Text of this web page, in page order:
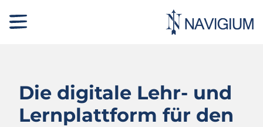
Die digitale Lehr- und
Lernplattform für den